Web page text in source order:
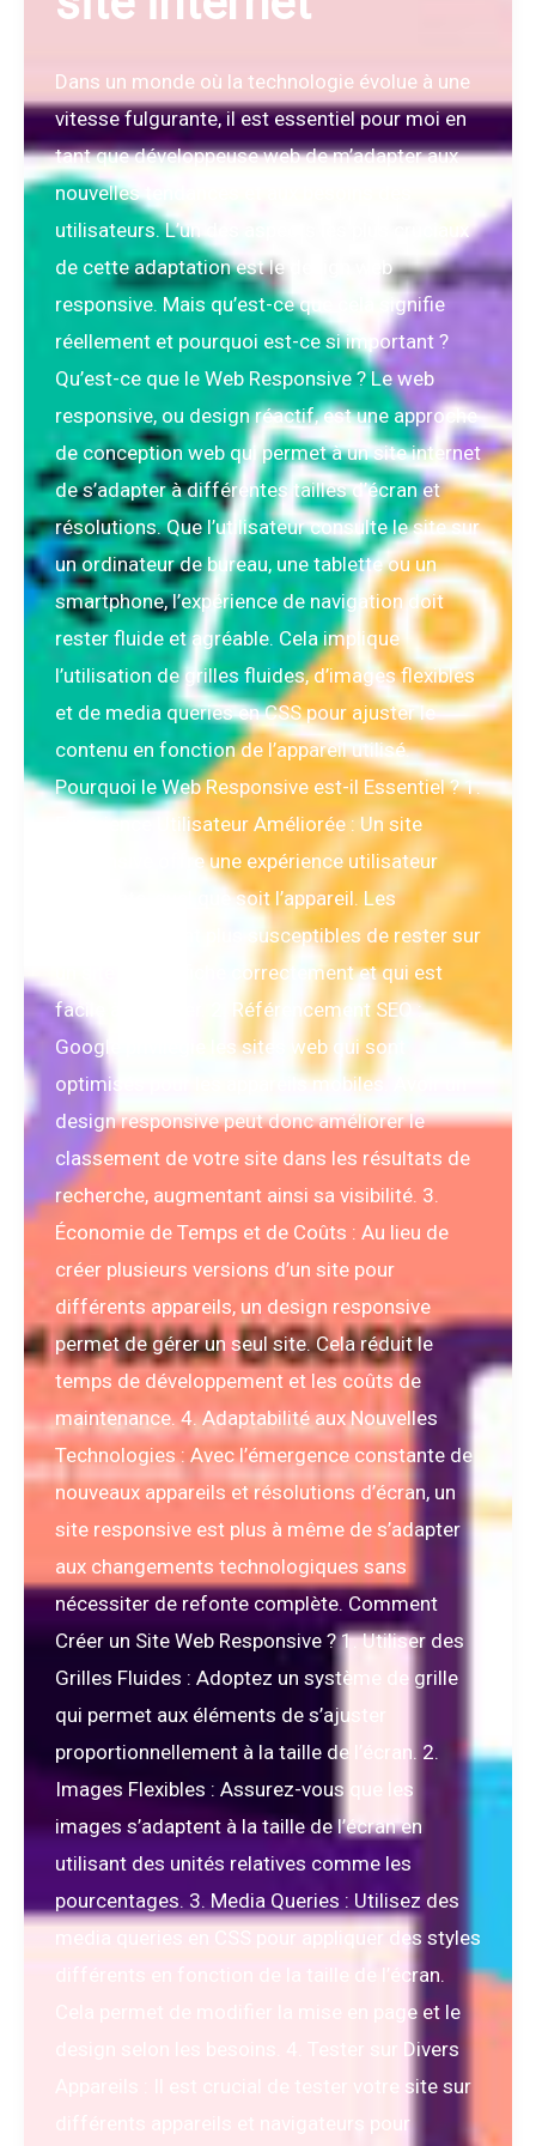
Dans un monde où la technologie évolue à une
vitesse fulgurante, il est essentiel pour moi en
tant que développeuse web de m’adapter aux
nouvelles tendances et aux besoins des
utilisateurs. L’un des aspects les plus cruciaux
de cette adaptation est le design web
responsive. Mais qu’est-ce que cela signifie
réellement et pourquoi est-ce si important ?
Qu’est-ce que le Web Responsive ? Le web
responsive, ou design réactif, est une approche
de conception web qui permet à un site internet
de s’adapter à différentes tailles d’écran et
résolutions. Que l’utilisateur consulte le site sur
un ordinateur de bureau, une tablette ou un
smartphone, l’expérience de navigation doit
rester fluide et agréable. Cela implique
l’utilisation de grilles fluides, d’images flexibles
et de media queries en CSS pour ajuster le
contenu en fonction de l’appareil utilisé.
Pourquoi le Web Responsive est-il Essentiel ? 1.
Expérience Utilisateur Améliorée : Un site
responsive offre une expérience utilisateur
cohérente, quel que soit l’appareil. Les
utilisateurs sont plus susceptibles de rester sur
un site qui s’affiche correctement et qui est
facile à naviguer. 2. Référencement SEO :
Google privilégie les sites web qui sont
optimisés pour les appareils mobiles. Avoir un
design responsive peut donc améliorer le
classement de votre site dans les résultats de
recherche, augmentant ainsi sa visibilité. 3.
Économie de Temps et de Coûts : Au lieu de
créer plusieurs versions d’un site pour
différents appareils, un design responsive
permet de gérer un seul site. Cela réduit le
temps de développement et les coûts de
maintenance. 4. Adaptabilité aux Nouvelles
Technologies : Avec l’émergence constante de
nouveaux appareils et résolutions d’écran, un
site responsive est plus à même de s’adapter
aux changements technologiques sans
nécessiter de refonte complète. Comment
Créer un Site Web Responsive ? 1. Utiliser des
Grilles Fluides : Adoptez un système de grille
qui permet aux éléments de s’ajuster
proportionnellement à la taille de l’écran. 2.
Images Flexibles : Assurez-vous que les
images s’adaptent à la taille de l’écran en
utilisant des unités relatives comme les
pourcentages. 3. Media Queries : Utilisez des
media queries en CSS pour appliquer des styles
différents en fonction de la taille de l’écran.
Cela permet de modifier la mise en page et le
design selon les besoins. 4. Tester sur Divers
Appareils : Il est crucial de tester votre site sur
différents appareils et navigateurs pour